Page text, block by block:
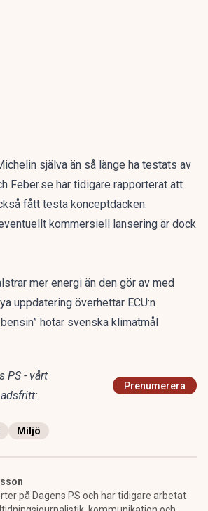
själva än så länge ha testats av
Feber.se har tidigare rapporterat att
fått testa konceptdäcken.
kommersiell lansering är dock
mer energi än den gör av med
uppdatering överhettar ECU:n
hotar svenska klimatmål
PS - vårt
Prenumerera
Miljö
på Dagens PS och har tidigare arbetat